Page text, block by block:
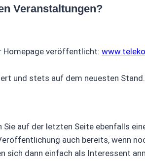
Veranstaltungen?
Homepage veröffentlicht:
und stets auf dem neuesten
auf der letzten Seite ebenfalls
auch bereits, wenn
sich dann einfach als Interessent